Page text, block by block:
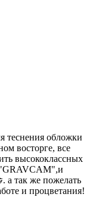
теснения обложки
восторге, все
высококлассных
"GRAVCAM",и
а так же пожелать
и процветания!